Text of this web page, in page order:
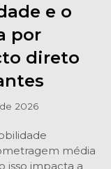
e o
por
direto
2026
média
isso impacta a